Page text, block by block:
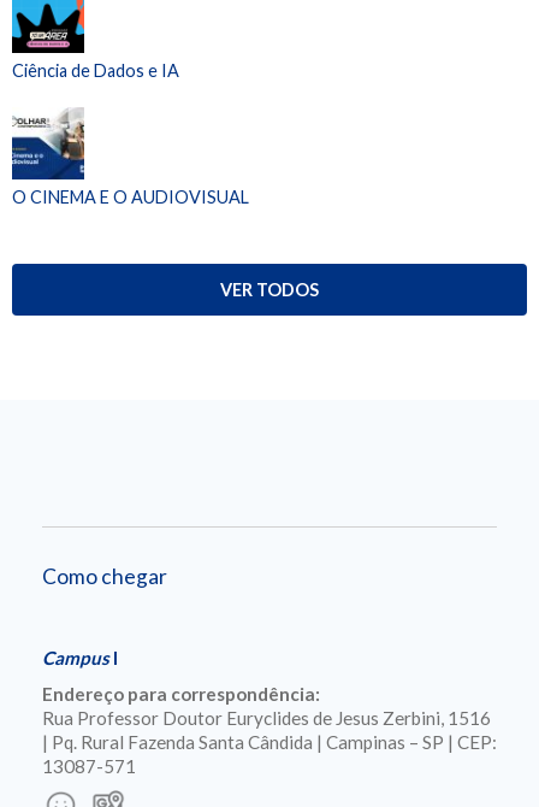
Ciência de Dados e IA
O CINEMA E O AUDIOVISUAL
VER TODOS
Como chegar
CampusI
Endereço para correspondência:
Rua Professor Doutor Euryclides de Jesus Zerbini, 1516
| Pq. Rural Fazenda Santa Cândida | Campinas – SP | CEP:
13087-571